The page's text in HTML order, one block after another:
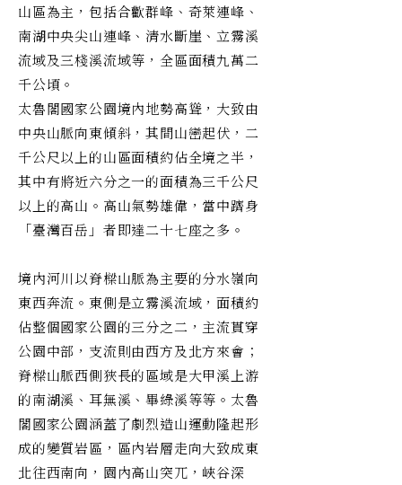
山區為主，包括合歡群峰、奇萊連峰、
南湖中央尖山連峰、清水斷崖、立霧溪
流域及三棧溪流域等，全區面積九萬二
千公頃。
太魯閣國家公園境內地勢高聳，大致由
中央山脈向東傾斜，其間山巒起伏，二
千公尺以上的山區面積約佔全境之半，
其中有將近六分之一的面積為三千公尺
以上的高山。高山氣勢雄偉，當中躋身
「臺灣百岳」者即達二十七座之多。
境內河川以脊樑山脈為主要的分水嶺向
東西奔流。東側是立霧溪流域，面積約
佔整個國家公園的三分之二，主流貫穿
公園中部，支流則由西方及北方來會；
脊樑山脈西側狹長的區域是大甲溪上游
的南湖溪、耳無溪、畢綠溪等等。太魯
閣國家公園涵蓋了劇烈造山運動隆起形
成的變質岩區，區內岩層走向大致成東
北往西南向，園內高山突兀，峽谷深